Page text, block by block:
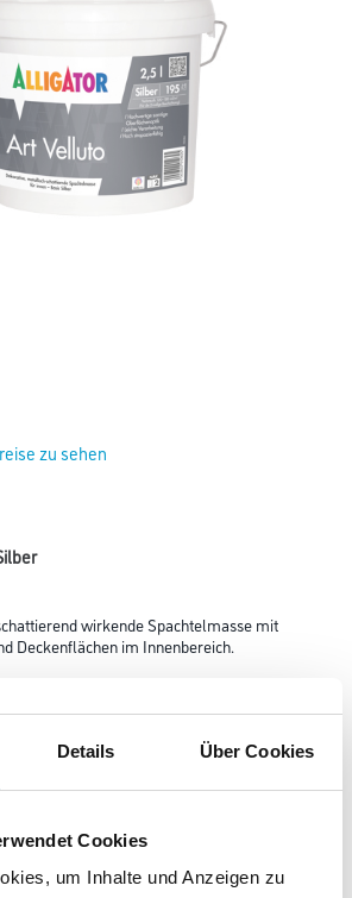
Details Über Cookies
Cookies
um Inhalte und Anzeigen zu
zu sehen
wirkende Spachtelmasse mit
Deckenflächen im Innenbereich.